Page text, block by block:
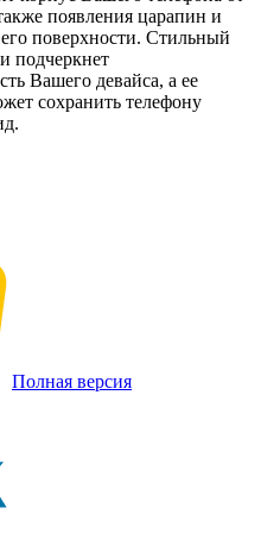
появления царапин и
поверхности. Стильный
подчеркнет
Вашего девайса, а ее
сохранить телефону
Полная версия